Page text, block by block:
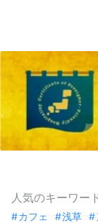
人気のキーワー
カフェ 浅草